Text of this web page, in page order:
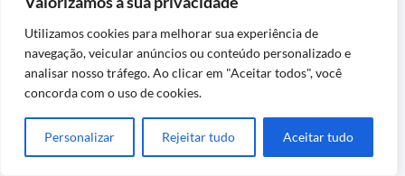
Utilizamos cookies para melhorar sua experiência de
navegação, veicular anúncios ou conteúdo personalizado e
analisar nosso tráfego. Ao clicar em "Aceitar todos", você
concorda com o uso de cookies.
Personalizar Rejeitar tudo Aceitar tudo
Ordem de preenchimento do álbum Copa
2026 que reduz o número de trocas